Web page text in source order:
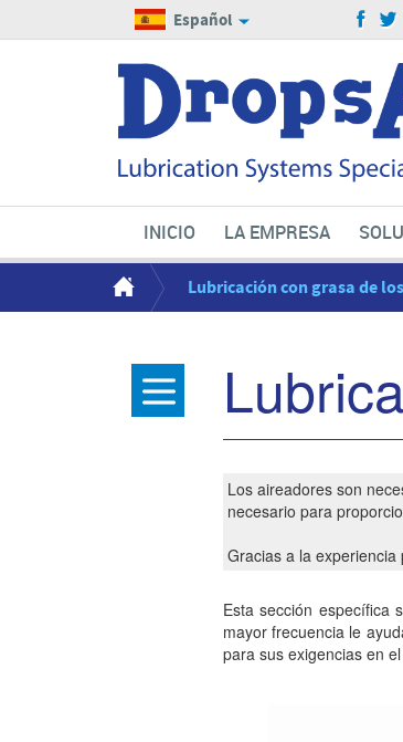
Español
INICIO LA EMPRESA
Lubricación con grasa de
Los aireadores son
necesario para
Gracias a la
Esta sección específica
mayor frecuencia le
para sus exigencias en